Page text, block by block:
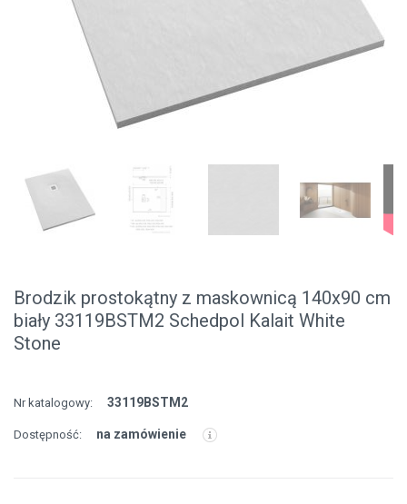
Brodzik prostokątny z maskownicą 140x90 cm
biały 33119BSTM2 Schedpol Kalait White
Stone
Nr katalogowy: 33119BSTM2
Dostępność: na zamówienie